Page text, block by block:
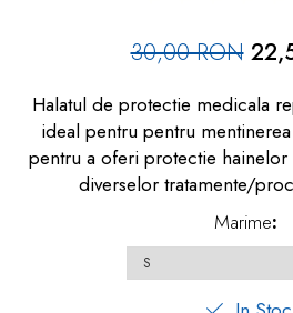
Produse îngrijire copii
Igiena copii
30,00 RON
Halatul de protectie medicala
ideal pentru pentru
pentru a oferi protectie
diverselor tratamente/
Marime: